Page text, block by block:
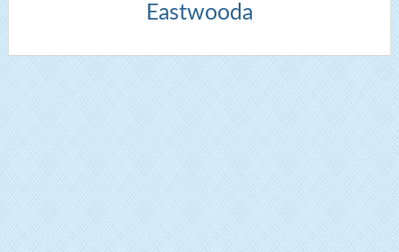
Eastwooda